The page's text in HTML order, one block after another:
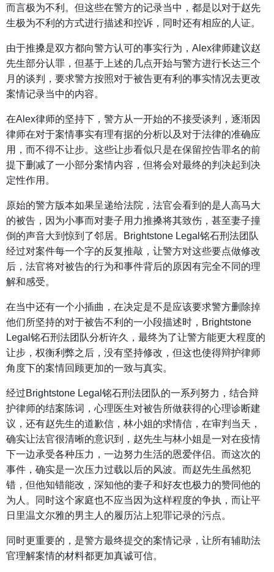
而言极为不利。但这些在警方的记录当中，都是以对于赵先
生极为不利的方式进行描述和控诉，同时还有相应的人证。
由于推搡是双方都向警方认可的事实行为，Alex律师建议赵
先生部分认罪，但基于上述的几点开始与警方进行长达三个
月的谈判，要求警方按照对于被告更有利的事实情况去更改
案情记录当中的内容。
在Alex律师的坚持下，警方从一开始的不接受谈判，逐渐因
律师在对于案情事实有理有据的分析以及对于法律的准确应
用，而不得不让步。这些让步看似只是在保留控告罪名的前
提下删减了一小部分案情内容，但将会对最终的判决起到决
定性作用。
原始的警方版本如果呈递给法院，法官会看到的是人高马大
的被告，因为小事而对妻子用力推搡将其致伤，甚至妻子撞
倒的声音大到惊到了邻居。Brightstone Legal铭石刑法团队
经过对案件每一个字的反复推敲，让警方对这些要点做修改
后，法官将对被告的行为和事件背后的原因有完全不同的理
解和感受。
在当中还有一个小插曲，在决定是不是应该要求警方删除掉
他们所坚持的对于被告不利的一小段描述时，Brightstone
Legal铭石刑法团队分析许久，最终为了让警方能更大程度的
让步，权衡利弊之后，没有坚持修改，但这也使得辩护律师
角度下的案情回顾更加的一致与真实。
经过Brightstone Legal铭石刑法团队的一系列努力，结合辩
护律师的结案陈词，心理医生对被告所做获得的心理诊断建
议，还有赵先生的道歉信，林小姐的求情信，在审判当天，
确实让法官很清晰的意识到，赵先生与林小姐是一对在疫情
下一边承受各种压力，一边努力生活的恩爱伴侣。而这次的
事件，确实是一次压力过载以后的风波。而赵先生虽然犯
错，但他知错能改，深知他的妻子和好友也极力的赞同他的
为人。同时这个家庭也不应当因为这样程度的争执，而让平
日里温文尔雅的男主人的履历沾上犯罪记录的污点。
同时更重要的，是警方最终提交的案情记录，让所有辅助法
官理解案情的材料都更加真诚可信。